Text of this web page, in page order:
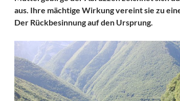
aus. Ihre mächtige Wirkung vereint sie zu
Der Rückbesinnung auf den Ursprung.